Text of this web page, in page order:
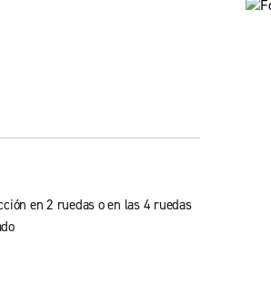
en 2 ruedas o en las 4 ruedas